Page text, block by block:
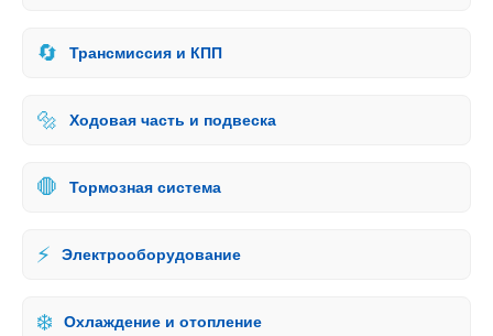
🔄 Трансмиссия и КПП
🔩 Ходовая часть и подвеска
🛑 Тормозная система
⚡ Электрооборудование
❄️ Охлаждение и отопление